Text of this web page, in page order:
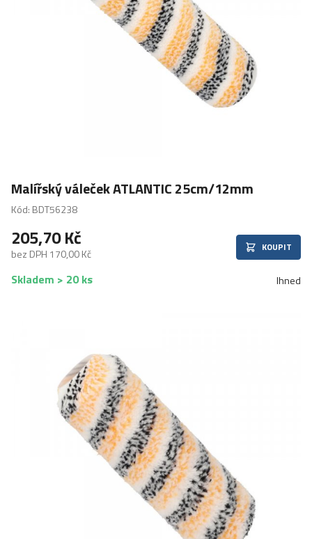
Malířský váleček ATLANTIC 25cm/12mm
Kód: BDT56238
205,70 Kč
bez DPH 170,00 Kč KOUPIT
Skladem > 20 ks Ihned